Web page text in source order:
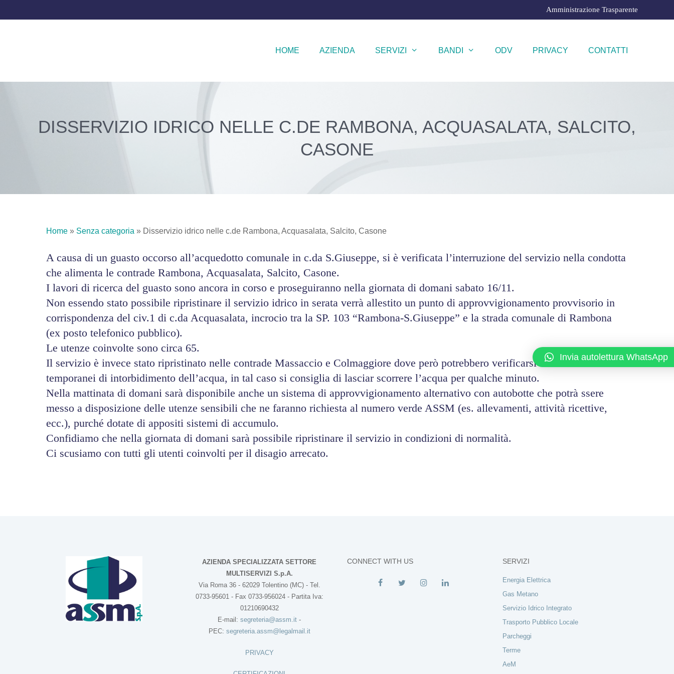
Amministrazione Trasparente
HOME AZIENDA SERVIZI BANDI ODV PRIVACY CONTATTI
DISSERVIZIO IDRICO NELLE C.DE RAMBONA, ACQUASALATA, SALCITO,
CASONE
Home » Senza categoria » Disservizio idrico nelle c.de Rambona, Acquasalata, Salcito, Casone
A causa di un guasto occorso all’acquedotto comunale in c.da S.Giuseppe, si è verificata l’interruzione del servizio nella condotta
che alimenta le contrade Rambona, Acquasalata, Salcito, Casone.
I lavori di ricerca del guasto sono ancora in corso e proseguiranno nella giornata di domani sabato 16/11.
Non essendo stato possibile ripristinare il servizio idrico in serata verrà allestito un punto di approvvigionamento provvisorio in
corrispondenza del civ.1 di c.da Acquasalata, incrocio tra la SP. 103 “Rambona-S.Giuseppe” e la strada comunale di Rambona
(ex posto telefonico pubblico).
Le utenze coinvolte sono circa 65.
Il servizio è invece stato ripristinato nelle contrade Massaccio e Colmaggiore dove però potrebbero verificarsi fenomeni
temporanei di intorbidimento dell’acqua, in tal caso si consiglia di lasciar scorrere l’acqua per qualche minuto.
Nella mattinata di domani sarà disponibile anche un sistema di approvvigionamento alternativo con autobotte che potrà ssere
messo a disposizione delle utenze sensibili che ne faranno richiesta al numero verde ASSM (es. allevamenti, attività ricettive,
ecc.), purché dotate di appositi sistemi di accumulo.
Confidiamo che nella giornata di domani sarà possibile ripristinare il servizio in condizioni di normalità.
Ci scusiamo con tutti gli utenti coinvolti per il disagio arrecato.
AZIENDA SPECIALIZZATA SETTORE
MULTISERVIZI S.p.A.
Via Roma 36 - 62029 Tolentino (MC) - Tel.
0733-95601 - Fax 0733-956024 - Partita Iva:
01210690432
E-mail: segreteria@assm.it -
PEC: segreteria.assm@legalmail.it
PRIVACY
CONNECT WITH US SERVIZI
Energia Elettrica
Gas Metano
Servizio Idrico Integrato
Trasporto Pubblico Locale
Parcheggi
Terme
AeM
Invia autolettura WhatsApp